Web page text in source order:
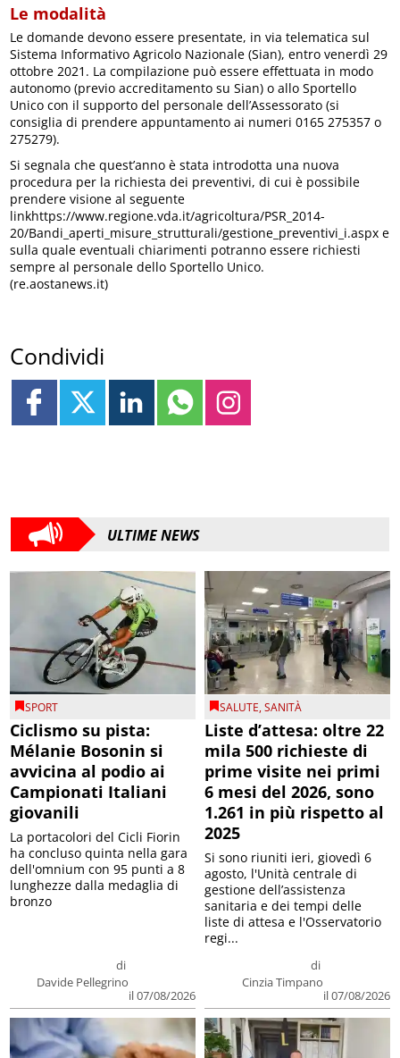
Le modalità
Le domande devono essere presentate, in via telematica sul
Sistema Informativo Agricolo Nazionale (Sian), entro venerdì 29
ottobre 2021. La compilazione può essere effettuata in modo
autonomo (previo accreditamento su Sian) o allo Sportello
Unico con il supporto del personale dell’Assessorato (si
consiglia di prendere appuntamento ai numeri 0165 275357 o
275279).
Si segnala che quest’anno è stata introdotta una nuova
procedura per la richiesta dei preventivi, di cui è possibile
prendere visione al seguente
linkhttps://www.regione.vda.it/agricoltura/PSR_2014-
20/Bandi_aperti_misure_strutturali/gestione_preventivi_i.aspx e
sulla quale eventuali chiarimenti potranno essere richiesti
sempre al personale dello Sportello Unico.
(re.aostanews.it)
Condividi
ULTIME NEWS
SPORT
Ciclismo su pista:
Mélanie Bosonin si
avvicina al podio ai
Campionati Italiani
giovanili
di
Davide Pellegrino
il 07/08/2026
La portacolori del Cicli Fiorin
ha concluso quinta nella gara
dell'omnium con 95 punti a 8
lunghezze dalla medaglia di
bronzo
SALUTE,SANITÀ
Liste d’attesa: oltre 22
mila 500 richieste di
prime visite nei primi
6 mesi del 2026, sono
1.261 in più rispetto al
2025
di
Cinzia Timpano
il 07/08/2026
Si sono riuniti ieri, giovedì 6
agosto, l'Unità centrale di
gestione dell’assistenza
sanitaria e dei tempi delle
liste di attesa e l'Osservatorio
regi...